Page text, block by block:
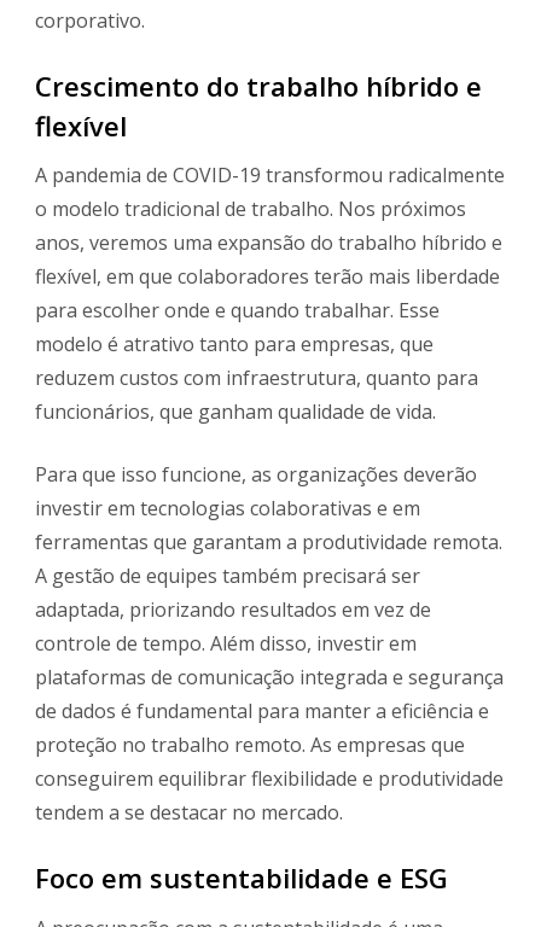
corporativo.
Crescimento do trabalho híbrido e
flexível
A pandemia de COVID-19 transformou radicalmente
o modelo tradicional de trabalho. Nos próximos
anos, veremos uma expansão do trabalho híbrido e
flexível, em que colaboradores terão mais liberdade
para escolher onde e quando trabalhar. Esse
modelo é atrativo tanto para empresas, que
reduzem custos com infraestrutura, quanto para
funcionários, que ganham qualidade de vida.
Para que isso funcione, as organizações deverão
investir em tecnologias colaborativas e em
ferramentas que garantam a produtividade remota.
A gestão de equipes também precisará ser
adaptada, priorizando resultados em vez de
controle de tempo. Além disso, investir em
plataformas de comunicação integrada e segurança
de dados é fundamental para manter a eficiência e
proteção no trabalho remoto. As empresas que
conseguirem equilibrar flexibilidade e produtividade
tendem a se destacar no mercado.
Foco em sustentabilidade e ESG